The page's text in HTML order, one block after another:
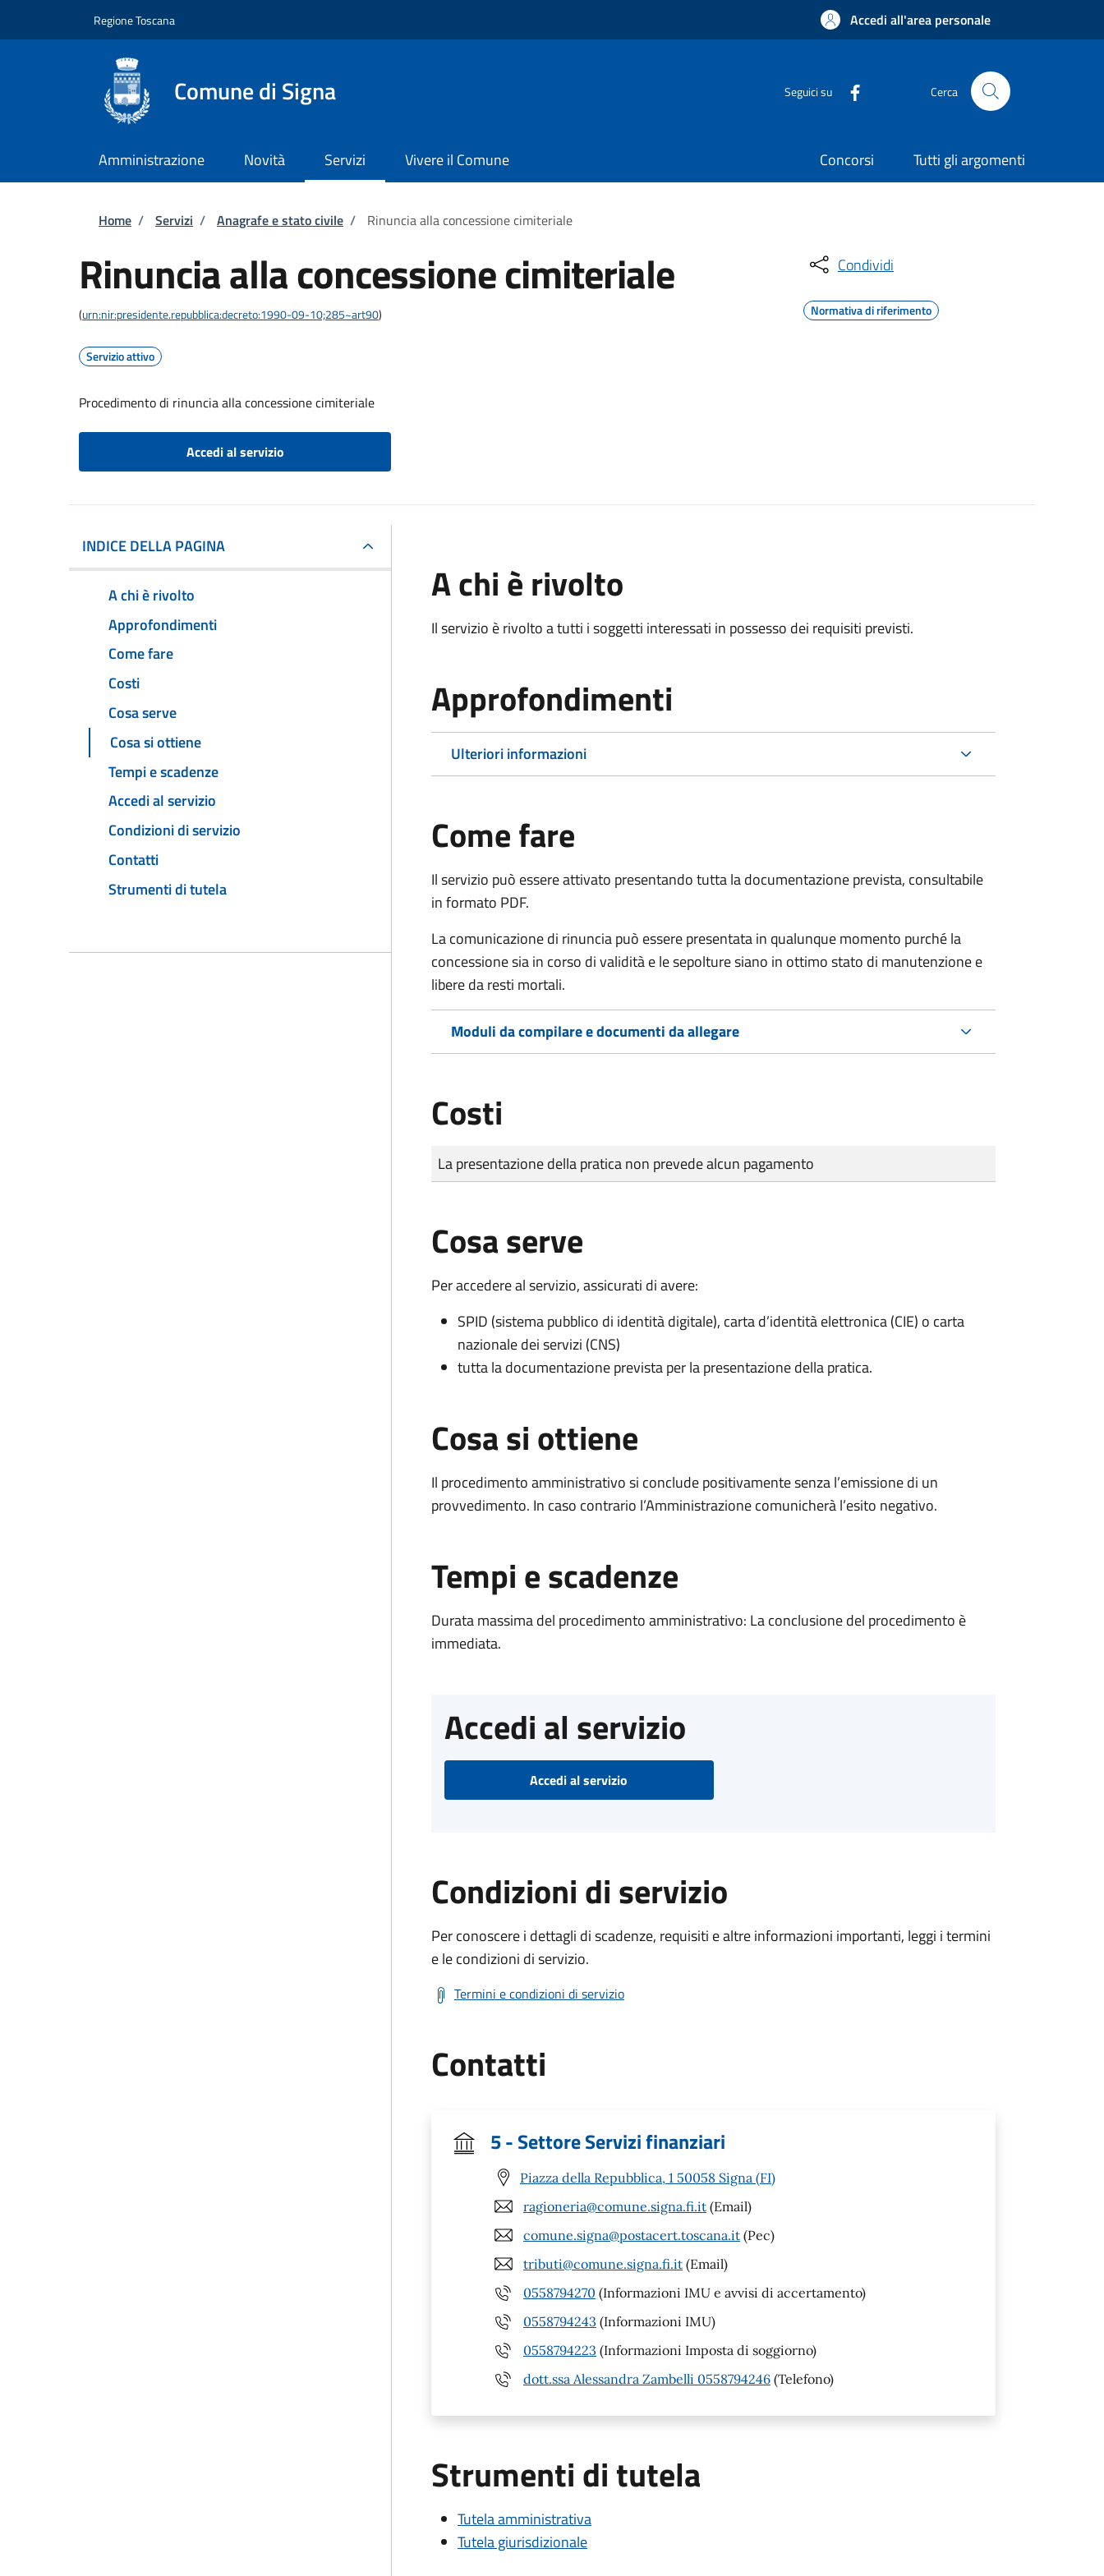
Regione Toscana Accedi all'area personale
Comune di Signa Seguici su Cerca
Amministrazione Novità Servizi Vivere il Comune Concorsi Tutti gli argomenti
Briciole di pane
Home / Servizi / Anagrafe e stato civile / Rinuncia alla concessione cimiteriale
Rinuncia alla concessione cimiteriale
(urn:nir:presidente.repubblica:decreto:1990-09-10;285~art90)
Servizio attivo
Procedimento di rinuncia alla concessione cimiteriale
Accedi al servizio
Condividi
Normativa di riferimento
INDICE DELLA PAGINA
A chi è rivolto
Approfondimenti
Come fare
Costi
Cosa serve
Cosa si ottiene
Tempi e scadenze
Accedi al servizio
Condizioni di servizio
Contatti
Strumenti di tutela
A chi è rivolto
Il servizio è rivolto a tutti i soggetti interessati in possesso dei requisiti previsti.
Approfondimenti
Ulteriori informazioni
Come fare
Il servizio può essere attivato presentando tutta la documentazione prevista, consultabile
in formato PDF.
La comunicazione di rinuncia può essere presentata in qualunque momento purché la
concessione sia in corso di validità e le sepolture siano in ottimo stato di manutenzione e
libere da resti mortali.
Moduli da compilare e documenti da allegare
Costi
Tipo di pagamento
Importo
La presentazione della pratica non prevede alcun pagamento
Cosa serve
Per accedere al servizio, assicurati di avere:
SPID (sistema pubblico di identità digitale), carta d’identità elettronica (CIE) o carta
nazionale dei servizi (CNS)
tutta la documentazione prevista per la presentazione della pratica.
Cosa si ottiene
Il procedimento amministrativo si conclude positivamente senza l’emissione di un
provvedimento. In caso contrario l’Amministrazione comunicherà l’esito negativo.
Tempi e scadenze
Durata massima del procedimento amministrativo: La conclusione del procedimento è
immediata.
Accedi al servizio
Accedi al servizio
Condizioni di servizio
Per conoscere i dettagli di scadenze, requisiti e altre informazioni importanti, leggi i termini
e le condizioni di servizio.
Termini e condizioni di servizio
Contatti
5 - Settore Servizi finanziari
Piazza della Repubblica, 1 50058 Signa (FI)
ragioneria@comune.signa.fi.it (Email)
comune.signa@postacert.toscana.it (Pec)
tributi@comune.signa.fi.it (Email)
0558794270 (Informazioni IMU e avvisi di accertamento)
0558794243 (Informazioni IMU)
0558794223 (Informazioni Imposta di soggiorno)
dott.ssa Alessandra Zambelli 0558794246 (Telefono)
Strumenti di tutela
Tutela amministrativa
Tutela giurisdizionale